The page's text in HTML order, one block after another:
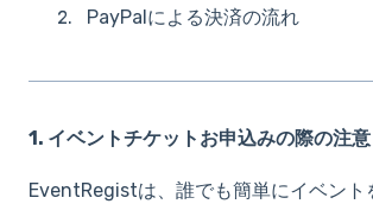
PayPalによる決済の流れ
1. イベントチケットお申込みの際の注意
EventRegistは、誰でも簡単にイベント